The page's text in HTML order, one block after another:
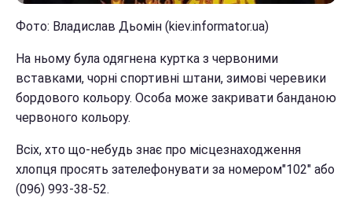
Фото: Владислав Дьомін (kiev.informator.ua)
На ньому була одягнена куртка з червоними
вставками, чорні спортивні штани, зимові черевики
бордового кольору. Особа може закривати банданою
червоного кольору.
Всіх, хто що-небудь знає про місцезнаходження
хлопця просять зателефонувати за номером"102" або
(096) 993-38-52.